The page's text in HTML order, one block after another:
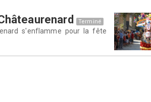
Terminé
s'enflamme pour la fête